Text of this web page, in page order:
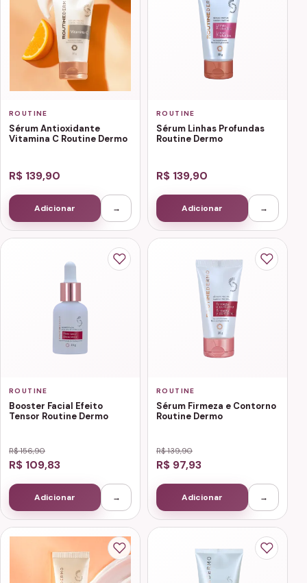
ROUTINE
Sérum Antioxidante
Vitamina C Routine Dermo
R$ 139,90
Adicionar →
ROUTINE
Sérum Linhas Profundas
Routine Dermo
R$ 139,90
Adicionar →
ROUTINE
Booster Facial Efeito
Tensor Routine Dermo
R$ 156,90
R$ 109,83
Adicionar →
ROUTINE
Sérum Firmeza e Contorno
Routine Dermo
R$ 139,90
R$ 97,93
Adicionar →